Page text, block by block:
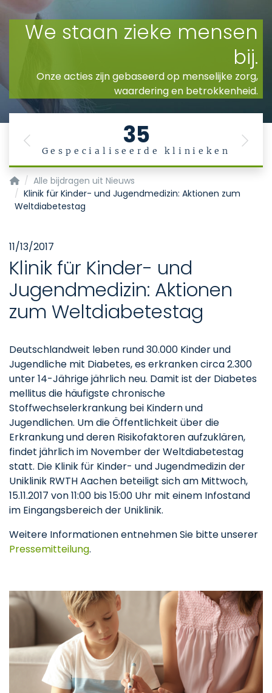
35
Gespecialiseerde klinieken
Previous Next
Startpagina
Alle bijdragen uit Nieuws
Klinik für Kinder- und Jugendmedizin: Aktionen zum
Weltdiabetestag
11/13/2017
Klinik für Kinder- und
Jugendmedizin: Aktionen
zum Weltdiabetestag
Deutschlandweit leben rund 30.000 Kinder und
Jugendliche mit Diabetes, es erkranken circa 2.300
unter 14-Jährige jährlich neu. Damit ist der Diabetes
mellitus die häufigste chronische
Stoffwechselerkrankung bei Kindern und
Jugendlichen. Um die Öffentlichkeit über die
Erkrankung und deren Risikofaktoren aufzuklären,
findet jährlich im November der Weltdiabetestag
statt. Die Klinik für Kinder- und Jugendmedizin der
Uniklinik RWTH Aachen beteiligt sich am Mittwoch,
15.11.2017 von 11:00 bis 15:00 Uhr mit einem Infostand
im Eingangsbereich der Uniklinik.
Weitere Informationen entnehmen Sie bitte unserer
Pressemitteilung.